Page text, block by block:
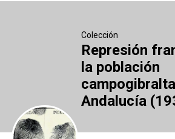
Colección
Represión
la población
Andalucía